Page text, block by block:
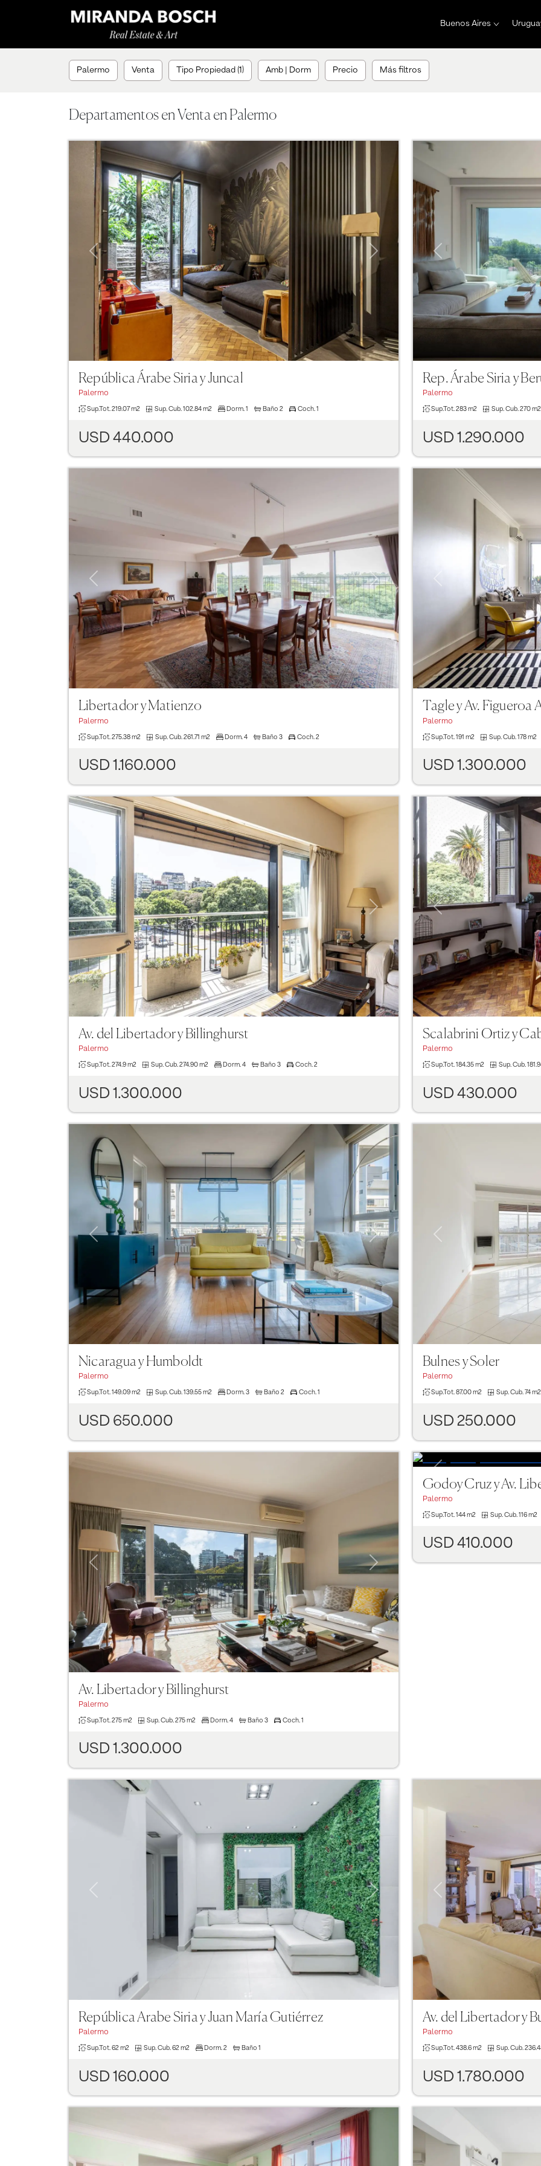
Buenos Aires
Palermo Venta Tipo Propiedad (1) Amb | Dorm Precio Más filtros
Departamentos en Venta en Palermo
Previous Next
República Árabe Siria y Juncal
Palermo
Sup.Tot. 219.07 m2 Sup. Cub. 102.84 m2 Dorm. 1 Baño 2 Coch. 1
USD 440.000
Previous
Rep. Árabe Siria y
Palermo
Sup.Tot. 283 m2 Sup. Cub. 270 m2
USD 1.290.000
Previous Next
Libertador y Matienzo
Palermo
Sup.Tot. 275.38 m2 Sup. Cub. 261.71 m2 Dorm. 4 Baño 3 Coch. 2
USD 1.160.000
Tagle y Av. Figueroa
Palermo
Sup.Tot. 191 m2 Sup. Cub. 178 m2
USD 1.300.000
Previous Next
Av. del Libertador y Billinghurst
Palermo
Sup.Tot. 274.9 m2 Sup. Cub. 274.90 m2 Dorm. 4 Baño 3 Coch. 2
USD 1.300.000
Previous
Scalabrini Ortiz y
Palermo
Sup.Tot. 184.35 m2 Sup. Cub.
USD 430.000
Previous Next
Nicaragua y Humboldt
Palermo
Sup.Tot.149.09 m2 Sup. Cub.139.55 m2 Dorm.3 Baño 2 Coch.1
USD 650.000
Previous
Bulnes y Soler
Palermo
Sup.Tot.87.00 m2 Sup. Cub.74 m2
USD 250.000
Previous Next
Av. Libertador y Billinghurst
Palermo
Sup.Tot. 275 m2 Sup. Cub. 275 m2 Dorm. 4 Baño 3 Coch. 1
USD 1.300.000
Previous
Godoy Cruz y Av.
Palermo
Sup.Tot. 144 m2 Sup. Cub. 116 m2
USD 410.000
Previous Next
República Arabe Siria y Juan María Gutiérrez
Palermo
Sup.Tot. 62 m2 Sup. Cub. 62 m2 Dorm. 2 Baño 1
USD 160.000
Previous
Av. del Libertador y
Palermo
Sup.Tot. 438.6 m2 Sup. Cub.
USD 1.780.000